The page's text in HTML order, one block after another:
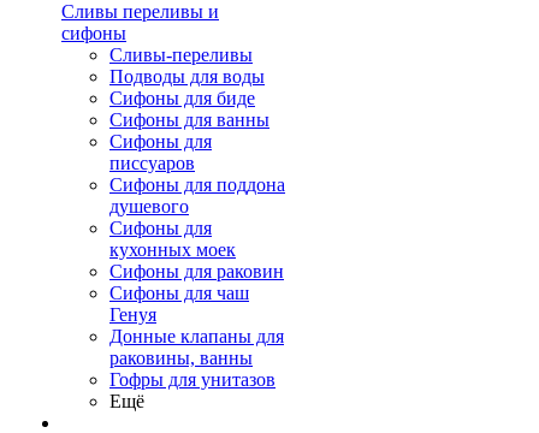
Сливы переливы и
сифоны
Сливы-переливы
Подводы для воды
Сифоны для биде
Сифоны для ванны
Сифоны для
писсуаров
Сифоны для поддона
душевого
Сифоны для
кухонных моек
Сифоны для раковин
Сифоны для чаш
Генуя
Донные клапаны для
раковины, ванны
Гофры для унитазов
Ещё